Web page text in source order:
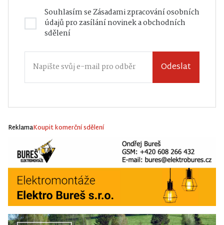
Souhlasím seZásadami zpracování osobních
údajůpro zasílání novinek a obchodních
sdělení
Odeslat
ReklamaKoupit komerční sdělení